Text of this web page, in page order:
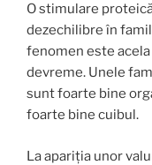
O stimulare
dezechilibre în
fenomen este
devreme. Unele
sunt foarte bine
foarte bine cuibul.
La apariția unor